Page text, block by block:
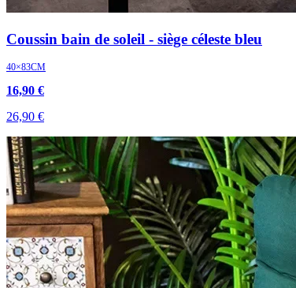
Coussin bain de soleil - siège céleste bleu
40×83CM
16,90 €
26,90 €